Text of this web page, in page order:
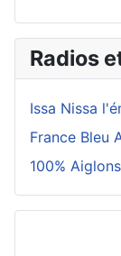
Radios
Issa Nissa
France Bleu
100% Aiglons